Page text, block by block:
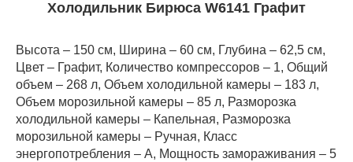
Холодильник Бирюса W6141 Графит
Высота – 150 см, Ширина – 60 см, Глубина – 62,5 см,
Цвет – Графит, Количество компрессоров – 1, Общий
объем – 268 л, Объем холодильной камеры – 183 л,
Объем морозильной камеры – 85 л, Разморозка
холодильной камеры – Капельная, Разморозка
морозильной камеры – Ручная, Класс
энергопотребления – А, Мощность замораживания – 5